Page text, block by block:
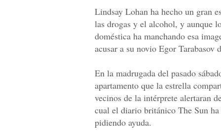
Lindsay Lohan ha hecho un gran
las drogas y el alcohol, y aunque
doméstica ha manchando esa
acusar a su novio Egor Tarabasov
En la madrugada del pasado
apartamento que la estrella
vecinos de la intérprete alertaran
cual el diario británico The Sun
pidiendo ayuda.